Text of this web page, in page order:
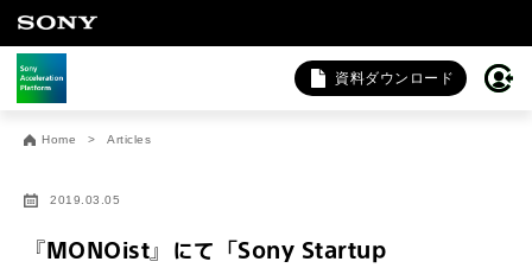
資料ダウンロード
Home Articles
2019.03.05
『MONOist』にて「Sony Startup
お問い合わせ
法人向けサービスに関するご相談・お問い合わせは以下のボタ
法人お問い合わせ